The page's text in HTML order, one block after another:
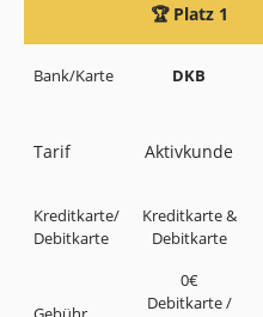
🏆 Platz 1
Bank/Karte DKB
Tarif Aktivkunde
Kreditkarte/
Debitkarte
Kreditkarte &
Debitkarte
0€
Debitkarte /